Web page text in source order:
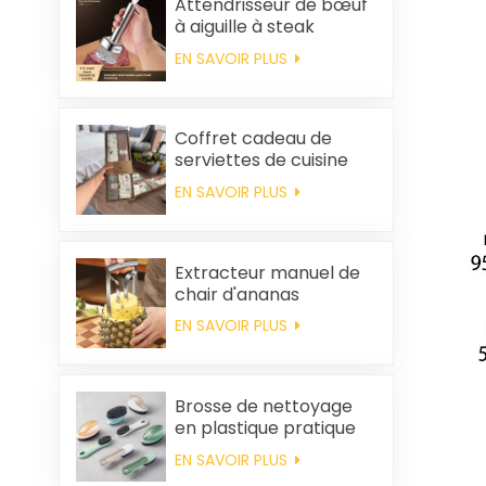
Attendrisseur de bœuf
à aiguille à steak
EN SAVOIR PLUS
Coffret cadeau de
serviettes de cuisine
carrées et chiffons en
coton personnalisés,
ménager
EN SAVOIR PLUS
Extracteur manuel de
chair d'ananas
EN SAVOIR PLUS
Brosse de nettoyage
en plastique pratique
en gros
EN SAVOIR PLUS